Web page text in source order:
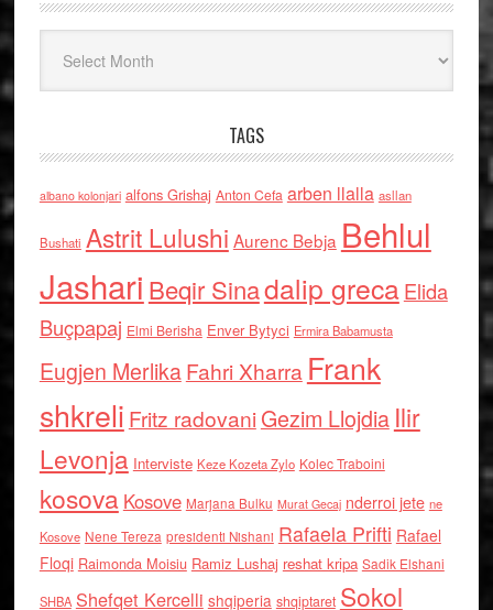
TAGS
albano kolonjari alfons Grishaj Anton Cefa arben llalla asllan
Bushati Astrit Lulushi Aurenc Bebja Behlul
Jashari Beqir Sinadalip grecaElida
Buçpapaj Elmi Berisha Enver Bytyci Ermira Babamusta
Eugjen MerlikaFahri Xharra Frank
shkreli Fritz radovaniGezim Llojdia Ilir
Levonja Interviste Keze Kozeta Zylo Kolec Traboini
kosova Kosove Marjana Bulku Murat Gecaj nderroi jete ne
Kosove Nene Tereza presidenti Nishani Rafaela Prifti Rafael
Floqi Raimonda Moisiu Ramiz Lushaj reshat kripa Sadik Elshani
SHBA Shefqet Kercelli shqiperia shqiptaret Sokol